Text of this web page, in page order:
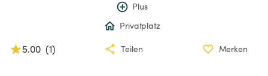
Plus
Privatplatz
5.00 (1) Teilen Merken